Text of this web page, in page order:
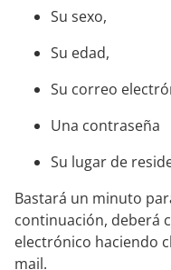
Su sexo,
Su edad,
Su correo
Una contraseña
Su lugar de
Bastará un minuto
continuación, deberá
electrónico haciendo
mail.